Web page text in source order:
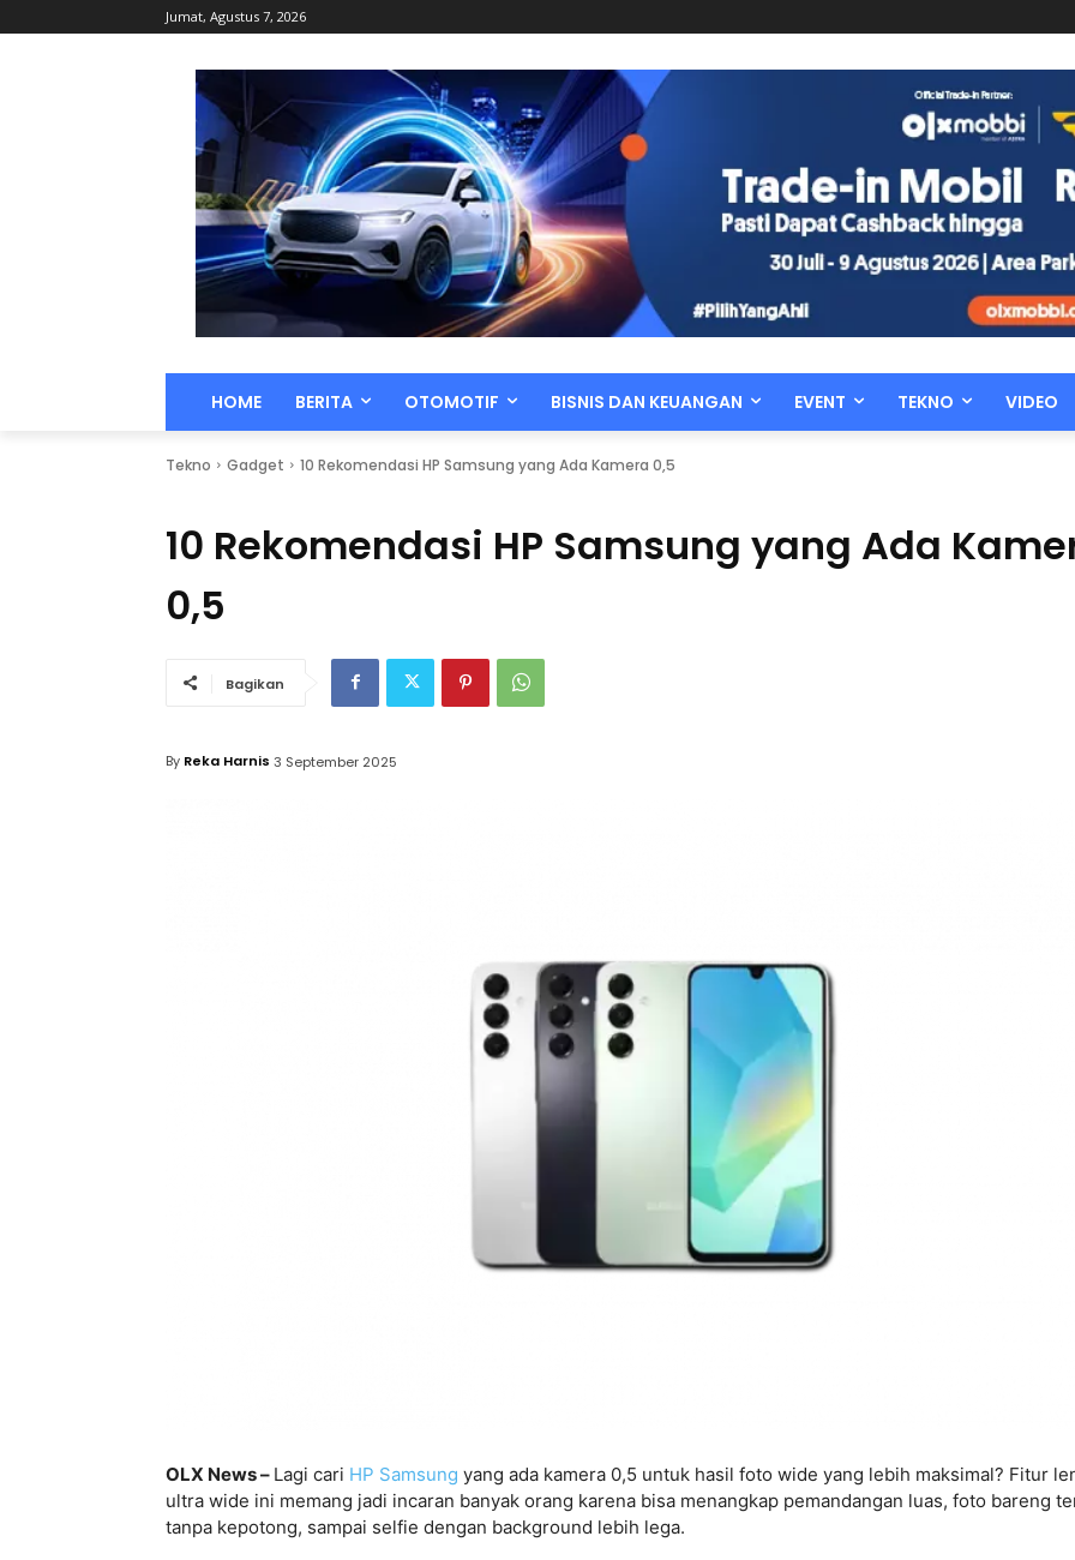
Jumat, Agustus 7, 2026
HOME BERITA OTOMOTIF BISNIS DAN KEUANGAN EVENT TEKNO VIDEO
Tekno Gadget 10 Rekomendasi HP Samsung yang Ada Kamera 0,5
10 Rekomendasi HP Samsung yang Ada
0,5
Bagikan
By Reka Harnis 3 September 2025
OLX News – Lagi cari HP Samsung yang ada kamera 0,5 untuk hasil foto wide yang lebih maksimal? Fitur
ultra wide ini memang jadi incaran banyak orang karena bisa menangkap pemandangan luas, foto bareng
tanpa kepotong, sampai selfie dengan background lebih lega.